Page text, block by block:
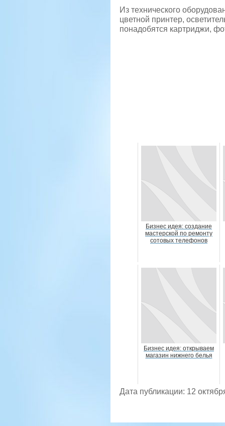
Из технического
цветной принтер,
понадобятся картриджи,
Бизнес идея: создание
мастерской по ремонту
сотовых телефонов
Бизнес идея: открываем
магазин нижнего белья
Дата публикации: 12